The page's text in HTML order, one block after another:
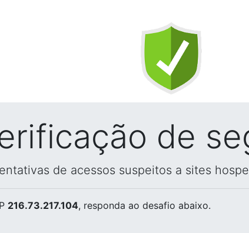
de
de acessos suspeitos a sites
216.73.217.104, responda ao desafio abaixo.